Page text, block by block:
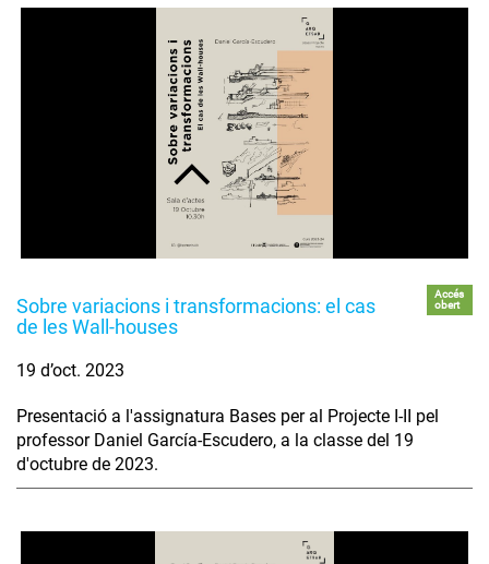
Sobre variacions i transformacions: el cas
de les Wall-houses
Accés
obert
19 d’oct. 2023
Presentació a l'assignatura Bases per al Projecte I-II pel
professor Daniel García-Escudero, a la classe del 19
d'octubre de 2023.